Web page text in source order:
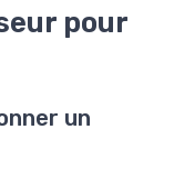
pour
un